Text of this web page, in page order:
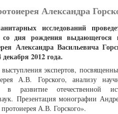
Александра
исследований
дня рождения выдающегося
Александра Васильевича
2012 года.
выступления экспертов,
А.В. Горского, анализу
развитие отечественной
Презентация монографии
А.В. Горского».